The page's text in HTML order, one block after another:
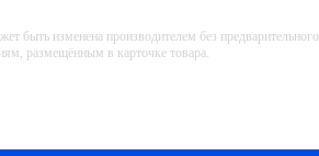
быть изменена производителем без предварительного
размещённым в карточке товара.